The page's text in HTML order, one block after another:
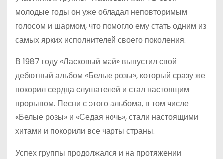
молодые годы он уже обладал неповторимым
голосом и шармом, что помогло ему стать одним из
самых ярких исполнителей своего поколения.
В 1987 году «Ласковый май» выпустил свой
дебютный альбом «Белые розы», который сразу же
покорил сердца слушателей и стал настоящим
прорывом. Песни с этого альбома, в том числе
«Белые розы» и «Седая ночь», стали настоящими
хитами и покорили все чарты страны.
Успех группы продолжался и на протяжении